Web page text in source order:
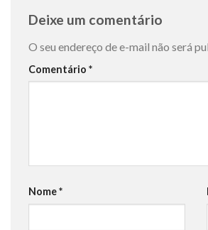
Deixe um comentário
O seu endereço de e-mail não será
Comentário *
Nome*